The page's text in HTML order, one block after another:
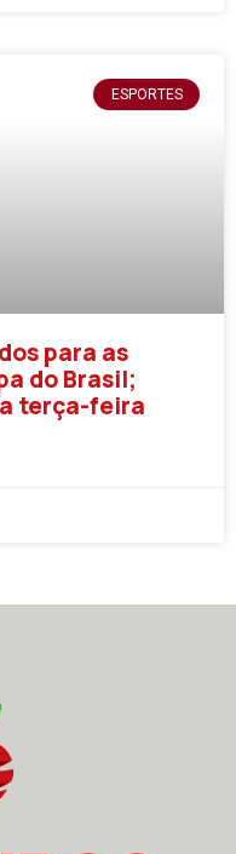
ESPORTES
para as
do Brasil;
terça-feira